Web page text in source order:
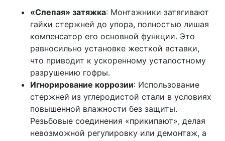
«Слепая» затяжка: Монтажники затягивают
гайки стержней до упора, полностью лишая
компенсатор его основной функции. Это
равносильно установке жесткой вставки,
что приводит к ускоренному усталостному
разрушению гофры.
Игнорирование коррозии: Использование
стержней из углеродистой стали в условиях
повышенной влажности без защиты.
Резьбовые соединения «прикипают», делая
невозможной регулировку или демонтаж, а